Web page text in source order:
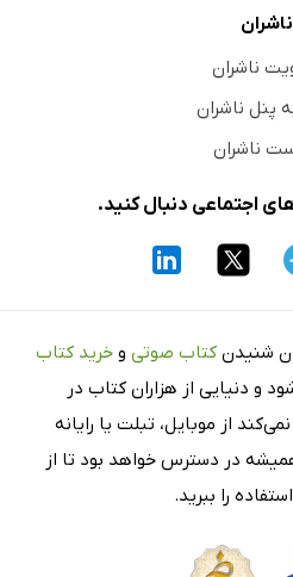
ناشران
ناشران
پنل ناشران
ناشران
اجتماعی دنبال کنید.
شنیدن کتاب صوتی و خرید کتاب
و دنیایی از هزاران کتاب در
از موبایل، تبلت یا رایانه
در دسترس خواهد بود تا از
را ببرید.